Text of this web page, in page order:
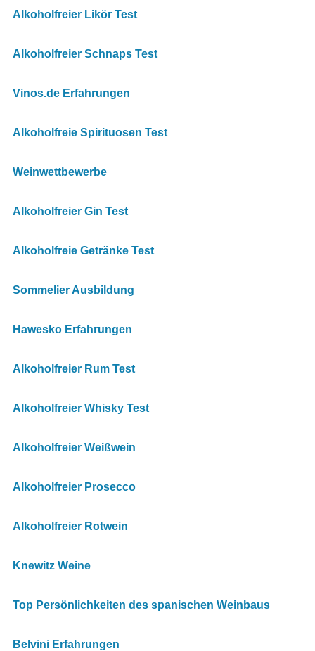
Alkoholfreier Likör Test
Alkoholfreier Schnaps Test
Vinos.de Erfahrungen
Alkoholfreie Spirituosen Test
Weinwettbewerbe
Alkoholfreier Gin Test
Alkoholfreie Getränke Test
Sommelier Ausbildung
Hawesko Erfahrungen
Alkoholfreier Rum Test
Alkoholfreier Whisky Test
Alkoholfreier Weißwein
Alkoholfreier Prosecco
Alkoholfreier Rotwein
Knewitz Weine
Top Persönlichkeiten des spanischen Weinbaus
Belvini Erfahrungen